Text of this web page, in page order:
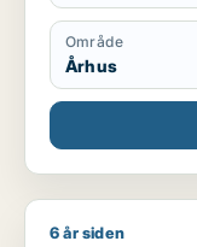
Område
Århus
Mike søger job
6 år siden